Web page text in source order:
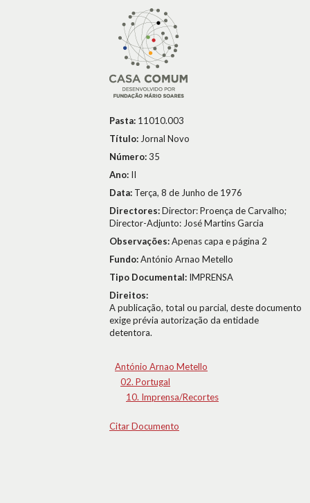
Pasta: 11010.003
Título: Jornal Novo
Número:35
Ano: II
Data: Terça, 8 de Junho de 1976
Directores:Director: Proença de Carvalho;
Director-Adjunto: José Martins Garcia
Observações:Apenas capa e página 2
Fundo:António Arnao Metello
Tipo Documental: IMPRENSA
Direitos:
A publicação, total ou parcial, deste documento
exige prévia autorização da entidade
detentora.
António Arnao Metello
02. Portugal
10. Imprensa/Recortes
Citar Documento